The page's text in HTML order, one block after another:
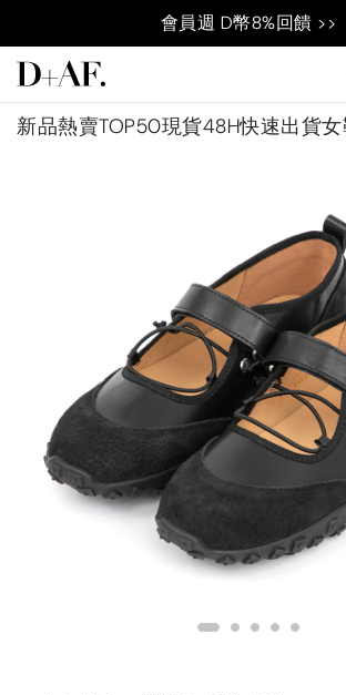
會員週 D幣8%回饋 >>
新品熱賣TOP50現貨48H快速出貨